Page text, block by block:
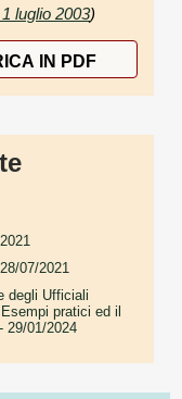
luglio 2003)
IN PDF
07/2021
degli Ufficiali
pratici ed il
- 29/01/2024